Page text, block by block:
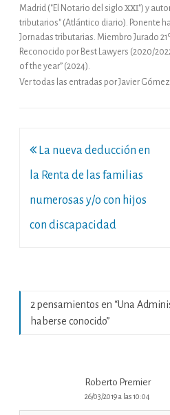
Madrid ("El Notario del siglo XXI") y
tributarios" (Atlántico diario). Ponente
Jornadas tributarias. Miembro Jurado
Reconocido por Best Lawyers (2020/
of the year” (2024).
Ver todas las entradas por Javier
Navegación
de
entradas
La nueva deducción en
la Renta de las familias
numerosas y/o con hijos
con discapacidad
2 pensamientos en “Una
haberse conocido”
Roberto Premier
26/03/2019 a las 10:04